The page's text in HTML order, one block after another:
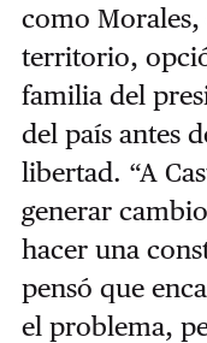
como Morales,
territorio,
familia del
del país antes
libertad. “A
generar
hacer una
pensó que
el problema,